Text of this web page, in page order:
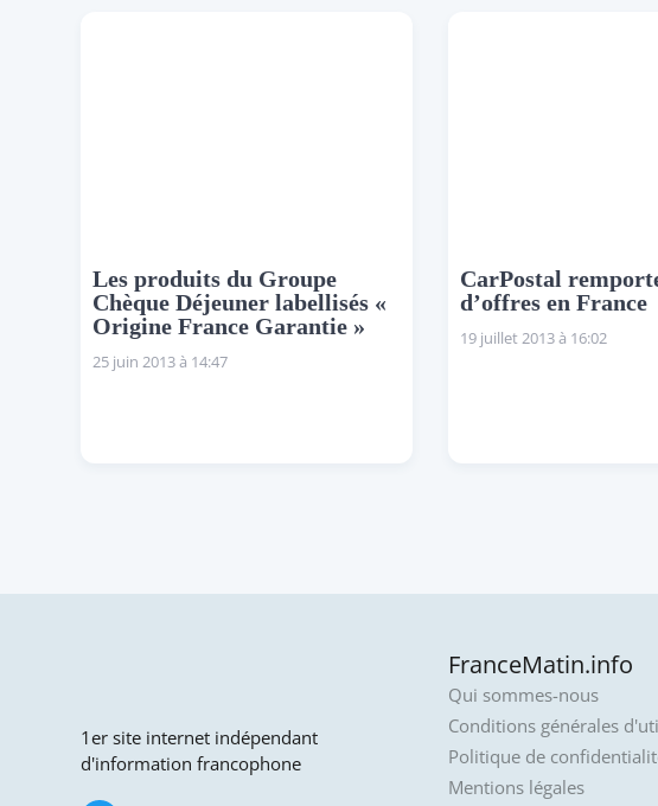
Les produits du Groupe
Chèque Déjeuner labellisés «
Origine France Garantie »
25 juin 2013 à 14:47
CarPostal
d’offres en France
19 juillet 2013 à 16:02
1er site internet indépendant
d'information francophone
FranceMatin.info
Qui sommes-nous
Conditions générales
Politique de
Mentions légales